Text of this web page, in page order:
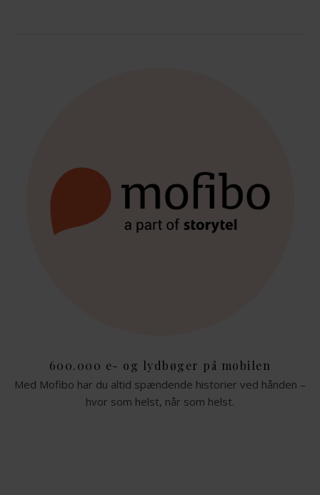
600.000 e- og lydbøger på mobilen
Med Mofibo har du altid spændende historier ved hånden –
hvor som helst, når som helst.